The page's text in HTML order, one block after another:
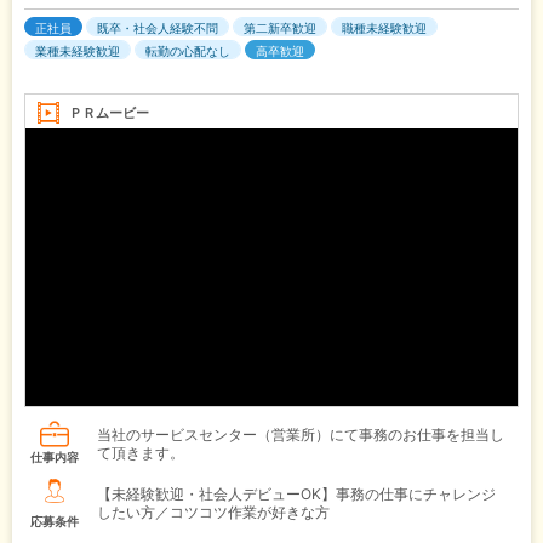
正社員 既卒・社会人経験不問 第二新卒歓迎
職種未経験歓迎
業種未経験歓迎
転勤の心配なし 高卒歓迎
ＰＲムービー
仕事内容
当社のサービスセンター（営業所）にて事務のお仕事を担当し
て頂きます。
応募条件
【未経験歓迎・社会人デビューOK】事務の仕事にチャレンジ
したい方／コツコツ作業が好きな方